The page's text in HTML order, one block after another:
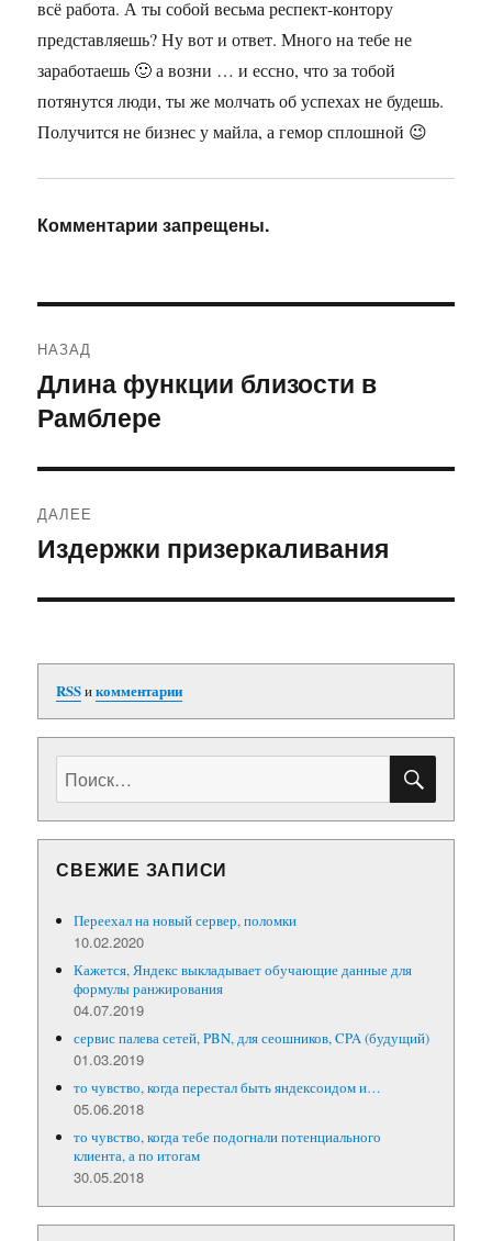
всё работа. А ты собой весьма респект-контору
представляешь? Ну вот и ответ. Много на тебе не
заработаешь 🙂 а возни … и ессно, что за тобой
потянутся люди, ты же молчать об успехах не будешь.
Получится не бизнес у майла, а гемор сплошной 😉
Комментарии запрещены.
по
записям
НАЗАД
Предыдущая
запись:
Длина функции близости в
Рамблере
ДАЛЕЕ
Следующая
Издержки призеркаливания
RSSикомментарии
СВЕЖИЕ ЗАПИСИ
Переехал на новый сервер, поломки
10.02.2020
Кажется, Яндекс выкладывает обучающие данные для
формулы ранжирования
04.07.2019
сервис палева сетей, PBN, для сеошников, CPA (будущий)
01.03.2019
то чувство, когда перестал быть яндексоидом и…
05.06.2018
то чувство, когда тебе подогнали потенциального
клиента, а по итогам
30.05.2018